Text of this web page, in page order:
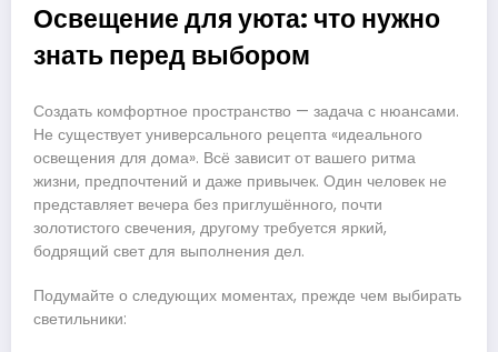
Освещение для уюта: что нужно
знать перед выбором
Создать комфортное пространство — задача с нюансами.
Не существует универсального рецепта «идеального
освещения для дома». Всё зависит от вашего ритма
жизни, предпочтений и даже привычек. Один человек не
представляет вечера без приглушённого, почти
золотистого свечения, другому требуется яркий,
бодрящий свет для выполнения дел.
Подумайте о следующих моментах, прежде чем выбирать
светильники: